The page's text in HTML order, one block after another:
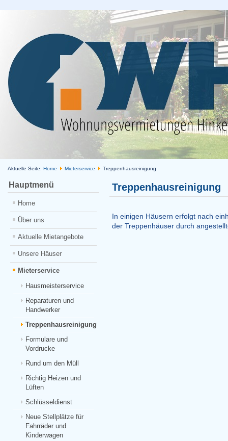
Aktuelle Seite: Home Mieterservice Treppenhausreinigung
Hauptmenü
Home
Über uns
Aktuelle Mietangebote
Unsere Häuser
Mieterservice
Hausmeisterservice
Reparaturen und
Handwerker
Treppenhausreinigung
Formulare und
Vordrucke
Rund um den Müll
Richtig Heizen und
Lüften
Schlüsseldienst
Neue Stellplätze für
Fahrräder und
Kinderwagen
Treppenhausreinigung
In einigen Häusern erfolgt nach
der Treppenhäuser durch